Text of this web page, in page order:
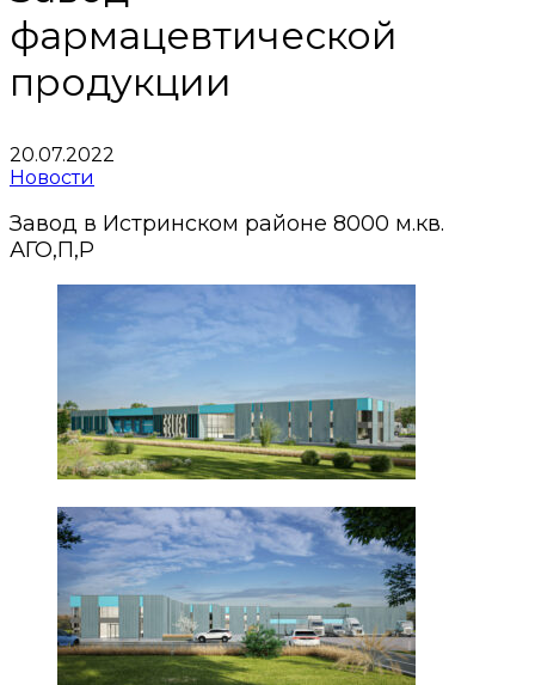
фармацевтической
продукции
20.07.2022
Новости
Завод в Истринском районе 8000 м.кв.
АГО,П,Р